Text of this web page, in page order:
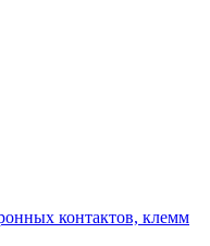
контактов, клемм